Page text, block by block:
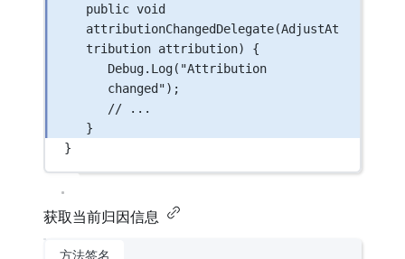
public void
attributionChangedDelegate(AdjustAt
tribution attribution) {
Debug. Log( "Attribution
changed");
// ...
}
}
获取当前归因信息
方法签名